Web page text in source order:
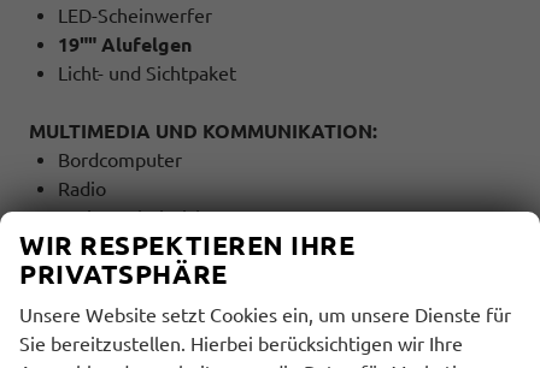
LED-Scheinwerfer
19"" Alufelgen
Licht- und Sichtpaket
MULTIMEDIA UND KOMMUNIKATION:
Bordcomputer
Radio
Freisprecheinrichtung
Bluetooth
USB Anschluss
Touchscreen
Sprachsteuerung
WIR RESPEKTIEREN IHRE
PRIVATSPHÄRE
Unsere Website setzt Cookies ein, um unsere Dienste für
Sie bereitzustellen. Hierbei berücksichtigen wir Ihre